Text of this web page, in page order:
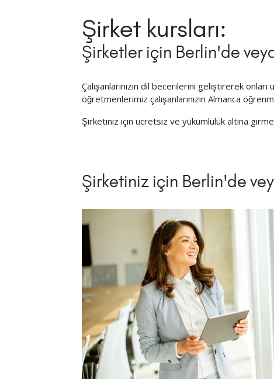
Şirket kursları:
Şirketler için Berlin'de
Çalışanlarınızın dil becerilerini geliştirerek
öğretmenlerimiz çalışanlarınızın Almanca
Şirketiniz için ücretsiz ve yükümlülük altına
Şirketiniz için Berlin'de